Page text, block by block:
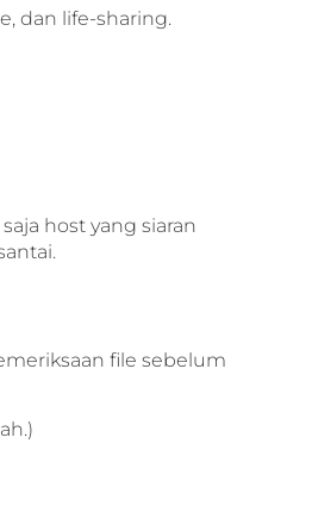
dan life-sharing.
host yang siaran
file sebelum